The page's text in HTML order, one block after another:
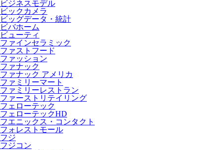
ビジネスモデル
ビックカメラ
ビッグデータ・統計
ビバホーム
ビューティ
ファインセラミック
ファストフード
ファッション
ファナック
ファナック アメリカ
ファミリーマート
ファミリーレストラン
ファーストリテイリング
フェローテック
フェローテックHD
フエニックス・コンタクト
フォレストモール
フジ
フジコン